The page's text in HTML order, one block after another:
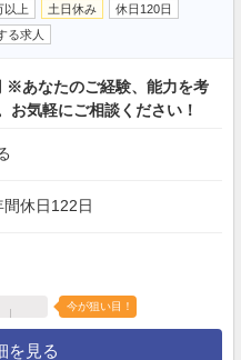
以上 土日休み
休日120日
る求人
※あなたのご経験、能力を考
お気軽にご相談ください！
休日122日
今が狙い目！
を見る